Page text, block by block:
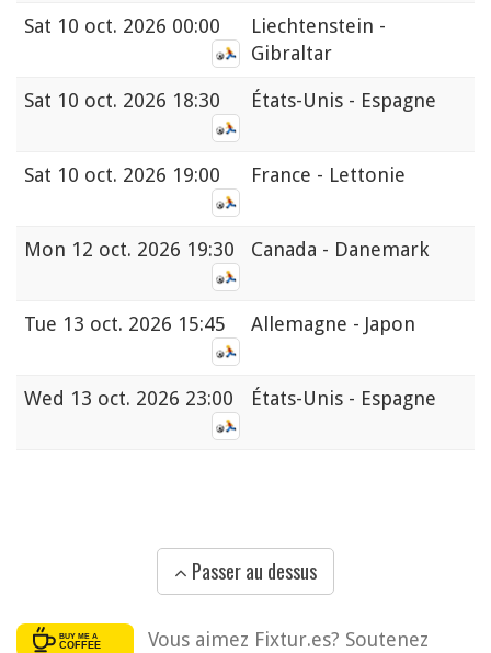
Sat 10 oct. 2026 00:00
Liechtenstein -
Gibraltar
Sat 10 oct. 2026 18:30 États-Unis - Espagne
Sat 10 oct. 2026 19:00 France - Lettonie
Mon 12 oct. 2026 19:30 Canada - Danemark
Tue 13 oct. 2026 15:45 Allemagne - Japon
Wed 13 oct. 2026 23:00 États-Unis - Espagne
Passer au dessus
Vous aimez Fixtur.es? Soutenez